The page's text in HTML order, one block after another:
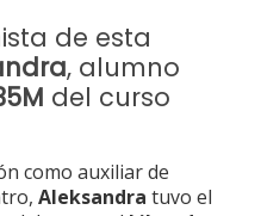
de esta
, alumno
del curso
como auxiliar de
Aleksandra tuvo el